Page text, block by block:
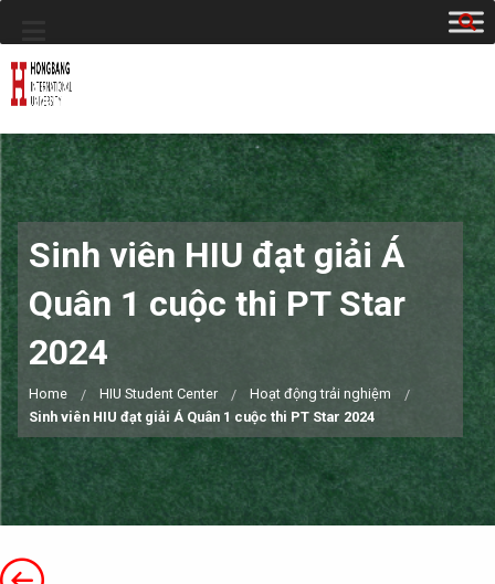
Sinh viên HIU đạt giải Á
Quân 1 cuộc thi PT Star
2024
Home HIU Student Center
Hoạt động trải nghiệm
Sinh viên HIU đạt giải Á Quân 1 cuộc thi PT Star 2024